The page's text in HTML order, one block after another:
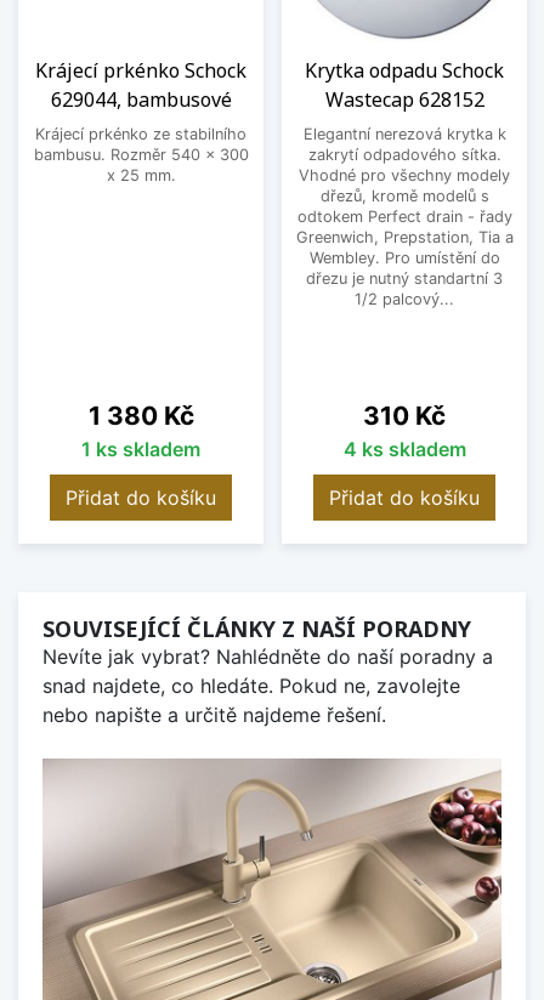
Krájecí prkénko Schock
629044, bambusové
Krájecí prkénko ze stabilního
bambusu. Rozměr 540 x 300
x 25 mm.
Cena
1 380 Kč
1 ks skladem
Přidat do košíku
Krytka odpadu Schock
Wastecap 628152
Elegantní nerezová krytka k
zakrytí odpadového sítka.
Vhodné pro všechny modely
dřezů, kromě modelů s
odtokem Perfect drain - řady
Greenwich, Prepstation, Tia a
Wembley. Pro umístění do
dřezu je nutný standartní 3
1/2 palcový...
Cena
310 Kč
4 ks skladem
Přidat do košíku
SOUVISEJÍCÍ ČLÁNKY Z NAŠÍ PORADNY
Nevíte jak vybrat? Nahlédněte do naší poradny a
snad najdete, co hledáte. Pokud ne, zavolejte
nebo napište a určitě najdeme řešení.